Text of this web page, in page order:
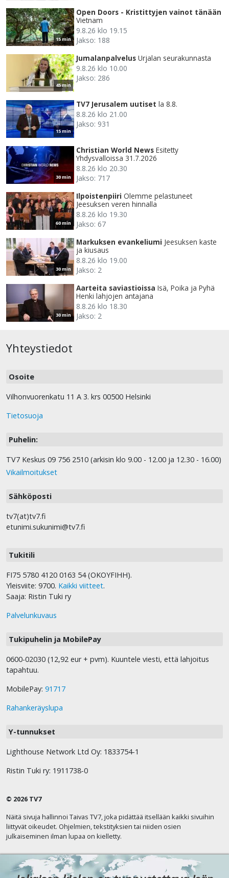
15 min
Open Doors - Kristittyjen vainot tänään
Vietnam
9.8.26 klo 19.15
Jakso: 188
45 min
Jumalanpalvelus Urjalan seurakunnasta
9.8.26 klo 10.00
Jakso: 286
15 min
TV7 Jerusalem uutiset la 8.8.
8.8.26 klo 21.00
Jakso: 931
30 min
Christian World News Esitetty
Yhdysvalloissa 31.7.2026
8.8.26 klo 20.30
Jakso: 717
60 min
Ilpoistenpiiri Olemme pelastuneet
Jeesuksen veren hinnalla
8.8.26 klo 19.30
Jakso: 67
30 min
Markuksen evankeliumi Jeesuksen kaste
ja kiusaus
8.8.26 klo 19.00
Jakso: 2
30 min
Aarteita saviastioissa Isä, Poika ja Pyhä
Henki lahjojen antajana
8.8.26 klo 18.30
Jakso: 2
Yhteystiedot
Osoite
Vilhonvuorenkatu 11 A 3. krs 00500 Helsinki
Tietosuoja
Puhelin:
TV7 Keskus 09 756 2510 (arkisin klo 9.00 - 12.00 ja 12.30 - 16.00)
Vikailmoitukset
Sähköposti
tv7(at)tv7.fi
etunimi.sukunimi@tv7.fi
Tukitili
FI75 5780 4120 0163 54 (OKOYFIHH).
Yleisviite: 9700. Kaikki viitteet.
Saaja: Ristin Tuki ry
Palvelunkuvaus
Tukipuhelin ja MobilePay
0600-02030 (12,92 eur + pvm). Kuuntele viesti, että lahjoitus
tapahtuu.
MobilePay: 91717
Rahankeräyslupa
Y-tunnukset
Lighthouse Network Ltd Oy: 1833754-1
Ristin Tuki ry: 1911738-0
© 2026 TV7
Näitä sivuja hallinnoi Taivas TV7, joka pidättää itsellään kaikki sivuihin
liittyvät oikeudet. Ohjelmien, tekstityksien tai niiden osien
julkaiseminen ilman lupaa on kielletty.